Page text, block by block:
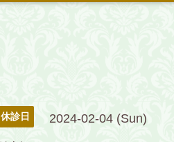
休診日 2024-02-04 (Sun)